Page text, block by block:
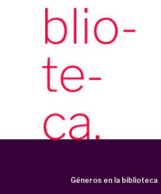
Géneros en la biblioteca